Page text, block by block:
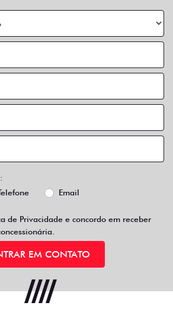
Email
de Privacidade e concordo em receber
EM CONTATO